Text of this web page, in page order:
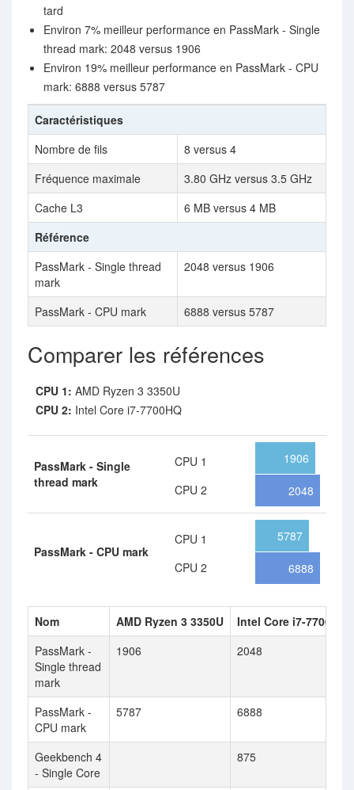
tard
Environ 7% meilleur performance en PassMark - Single
thread mark: 2048 versus 1906
Environ 19% meilleur performance en PassMark - CPU
mark: 6888 versus 5787
Caractéristiques
Nombre de fils
8 versus 4
Fréquence maximale
3.80 GHz versus 3.5 GHz
Cache L3
6 MB versus 4 MB
Référence
PassMark - Single thread
mark
2048 versus 1906
PassMark - CPU mark 6888 versus 5787
Comparer les références
CPU 1: AMD Ryzen 3 3350U
CPU 2: Intel Core i7-7700HQ
PassMark - Single
thread mark
CPU 1
CPU 2
1906
2048
PassMark - CPU mark
CPU 1
CPU 2
5787
6888
Nom AMD Ryzen 3 3350U
Intel Core i7-7700HQ
PassMark -
Single thread
mark
1906 2048
PassMark -
CPU mark
5787 6888
Geekbench 4
- Single Core
875